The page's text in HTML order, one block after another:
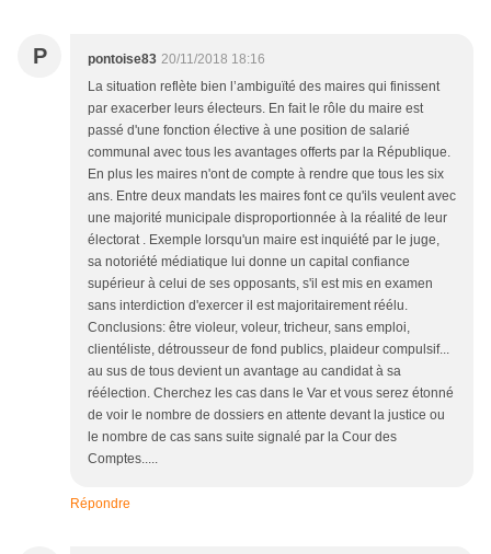
P pontoise83 20/11/2018 18:16
La situation reflète bien l’ambiguïté des maires qui finissent
par exacerber leurs électeurs. En fait le rôle du maire est
passé d'une fonction élective à une position de salarié
communal avec tous les avantages offerts par la République.
En plus les maires n'ont de compte à rendre que tous les six
ans. Entre deux mandats les maires font ce qu'ils veulent avec
une majorité municipale disproportionnée à la réalité de leur
électorat . Exemple lorsqu'un maire est inquiété par le juge,
sa notoriété médiatique lui donne un capital confiance
supérieur à celui de ses opposants, s'il est mis en examen
sans interdiction d'exercer il est majoritairement réélu.
Conclusions: être violeur, voleur, tricheur, sans emploi,
clientéliste, détrousseur de fond publics, plaideur compulsif...
au sus de tous devient un avantage au candidat à sa
réélection. Cherchez les cas dans le Var et vous serez étonné
de voir le nombre de dossiers en attente devant la justice ou
le nombre de cas sans suite signalé par la Cour des
Comptes.....
Répondre